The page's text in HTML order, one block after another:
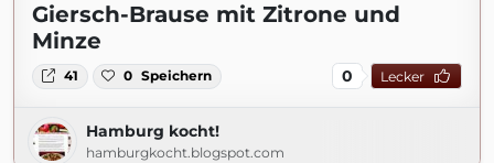
Giersch-Brause mit Zitrone und
Minze
41 0 Speichern 0 Lecker
Hamburg kocht!
hamburgkocht.blogspot.com